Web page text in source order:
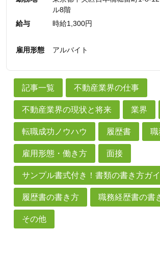
ル8階
給与
時給1,300円
雇用形態 アルバイト
記事一覧 不動産業界の仕事
不動産業界の現状と将来 業界
転職成功ノウハウ 履歴書 職
雇用形態・働き方 面接
サンプル書式付き！書類の書き方ガ
履歴書の書き方 職務経歴書の書
その他